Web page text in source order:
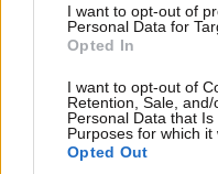
I want to opt-out of
Personal Data for
Opted In
I want to opt-out of
Retention, Sale,
Personal Data that
Purposes for which it
Opted Out
και να το πιασεις, ολες
κρατικες και μη..
δικα μας 🤣
Απαντήστε